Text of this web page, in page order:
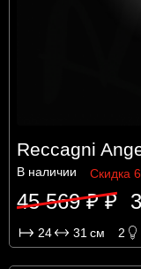
Reccagni
В наличии Скидка
45 569 ₽ ₽
24 31 см 2